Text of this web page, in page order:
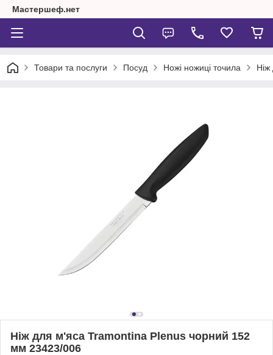
Мастершеф.нет
Товари та послуги Посуд Ножі ножиці точила
Ніж для м'яса Tramontina Plenus чорний 152
мм 23423/006